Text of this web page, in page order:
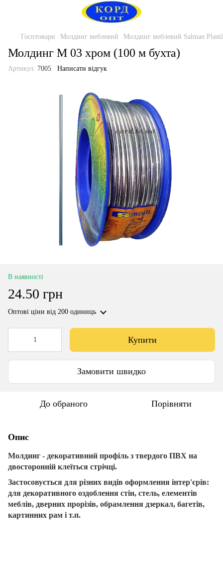
Госптовари Молдинг меблевий Молдинг меблевий Salman
Молдинг М 03 хром (100 м бухта)
Артикул: 7005 Написати відгук
В наявності
24.50 грн
Оптові ціни від 200 одиниць
Купити
Замовити швидко
До обраного Порівняти
Опис
Молдинг - декоративний профіль з твердого ПВХ на
двосторонній клеїться стрічці.
Застосовується для різних видів оформлення інтер'єрів:
для декоративного оздоблення стін, стель, елементів
меблів, дверних прорізів, обрамлення дзеркал, багетів,
картинних рам і т.п.